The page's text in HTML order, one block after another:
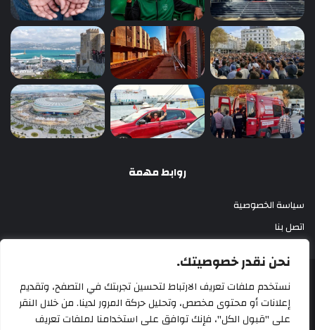
نحن نقدر خصوصيتك.
نستخدم ملفات تعريف الارتباط لتحسين تجربتك في التصفح، وتقديم
إعلانات أو محتوى مخصص، وتحليل حركة المرور لدينا. من خلال النقر
على "قبول الكل"، فإنك توافق على استخدامنا لملفات تعريف
روابط مهمة
سياسة الخصوصية
اتصل بنا
أزري بريس 2025
سياسة الخصوصية اتصل بنا